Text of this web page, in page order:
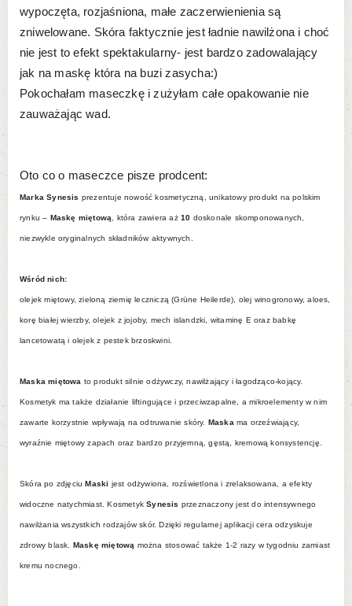
wypoczęta, rozjaśniona, małe zaczerwienienia są
zniwelowane. Skóra faktycznie jest ładnie nawilżona i choć
nie jest to efekt spektakularny- jest bardzo zadowalający
jak na maskę która na buzi zasycha:)
Pokochałam maseczkę i zużyłam całe opakowanie nie
zauważając wad.
Oto co o maseczce pisze prodcent:
Marka Synesis prezentuje nowość kosmetyczną, unikatowy produkt na polskim
rynku – Maskę miętową, która zawiera aż10 doskonale skomponowanych,
niezwykle oryginalnych składników aktywnych.
Wśród nich:
olejek miętowy, zieloną ziemię leczniczą (Grüne Heilerde), olej winogronowy, aloes,
korę białej wierzby, olejek z jojoby, mech islandzki, witaminę E oraz babkę
lancetowatą i olejek z pestek brzoskwini.
Maska miętowa to produkt silnie odżywczy, nawilżający i łagodząco-kojący.
Kosmetyk ma także działanie liftingujące i przeciwzapalne, a mikroelementy w nim
zawarte korzystnie wpływają na odtruwanie skóry. Maskama orzeźwiający,
wyraźnie miętowy zapach oraz bardzo przyjemną, gęstą, kremową konsystencję.
Skóra po zdjęciuMaski jest odżywiona, rozświetlona i zrelaksowana, a efekty
widoczne natychmiast. KosmetykSynesis przeznaczony jest do intensywnego
nawilżania wszystkich rodzajów skór. Dzięki regularnej aplikacji cera odzyskuje
zdrowy blask. Maskę miętową można stosować także 1-2 razy w tygodniu zamiast
kremu nocnego.